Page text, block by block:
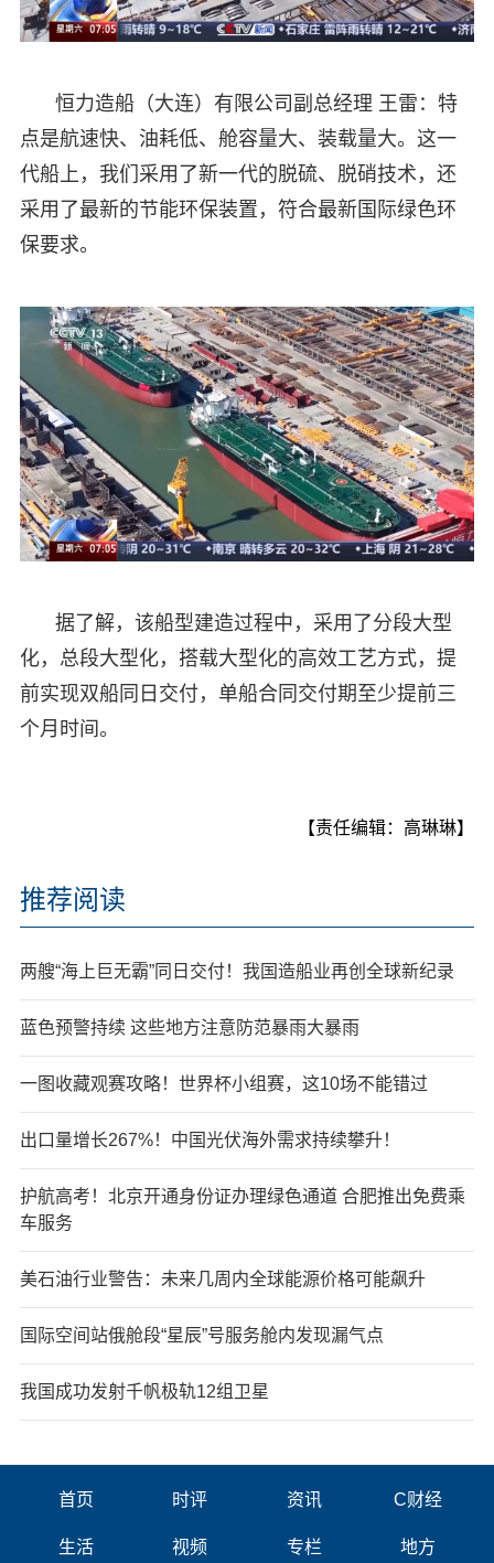
恒力造船（大连）有限公司副总经理 王雷：特
点是航速快、油耗低、舱容量大、装载量大。这一
代船上，我们采用了新一代的脱硫、脱硝技术，还
采用了最新的节能环保装置，符合最新国际绿色环
保要求。
据了解，该船型建造过程中，采用了分段大型
化，总段大型化，搭载大型化的高效工艺方式，提
前实现双船同日交付，单船合同交付期至少提前三
个月时间。
【责任编辑：高琳琳】
推荐阅读
两艘“海上巨无霸”同日交付！我国造船业再创全球新纪录
蓝色预警持续 这些地方注意防范暴雨大暴雨
一图收藏观赛攻略！世界杯小组赛，这10场不能错过
出口量增长267%！中国光伏海外需求持续攀升！
护航高考！北京开通身份证办理绿色通道 合肥推出免费乘
车服务
美石油行业警告：未来几周内全球能源价格可能飙升
国际空间站俄舱段“星辰”号服务舱内发现漏气点
我国成功发射千帆极轨12组卫星
首页 时评 资讯 C财经
生活 视频 专栏 地方